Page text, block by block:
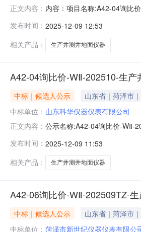
正文内容： 内容：项目名称:A42-04询比
发布时间： 2025-12-09 12:53
相关产品：
生产井测井地面仪器
A42-04询比价-WⅡ-202510-生
中标｜候选人公示 山东省｜菏泽市
中标单位： 山东科华仪器仪表有限公司
正文内容： 公示名称:A42-04询比价-WⅡ-
标段/包名称投标人排名质量
发布时间： 2025-12-09 11:53
相关产品：
生产井测井地面仪器
A42-06询比价-WⅡ-202509TZ-
中标｜候选人公示 山东省｜菏泽市
中标单位： 菏泽市新世纪仪器仪表有限公